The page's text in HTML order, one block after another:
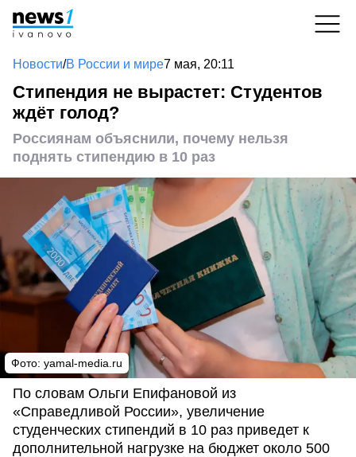
Новости/В России и мире7 мая, 20:11
Стипендия не вырастет: Студентов
ждёт голод?
Россиянам объяснили, почему нельзя
поднять стипендию в 10 раз
Фото: yamal-media.ru
По словам Ольги Епифановой из
«Справедливой России», увеличение
студенческих стипендий в 10 раз приведет к
дополнительной нагрузке на бюджет около 500